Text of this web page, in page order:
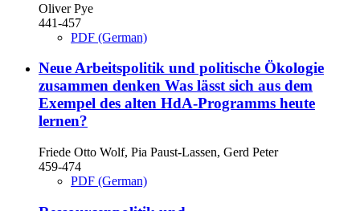
Oliver Pye
441-457
PDF (German)
Neue Arbeitspolitik und politische Ökologie
zusammen denken Was lässt sich aus dem
Exempel des alten HdA-Programms heute
lernen?
Friede Otto Wolf, Pia Paust-Lassen, Gerd Peter
459-474
PDF (German)